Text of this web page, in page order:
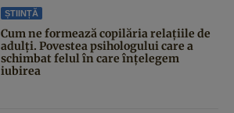
ȘTIINȚĂ
Cum ne formează copilăria relațiile de
adulți. Povestea psihologului care a
schimbat felul în care înțelegem
iubirea